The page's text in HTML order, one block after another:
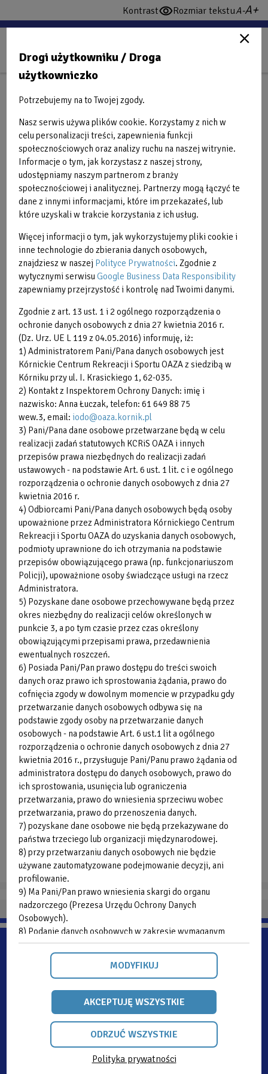
do
Kontrastwłącz
wysoki
Rozmiar tekstu
CENNIKI
Powrót do cenników
Back
to
top
2025-02-02
Cennik Fitness
Dotyczy zajęć fitness, jogi, siłowni.
Bilet jednorazowy
na zajęcia
Karnet ACTIVE* na 8
miesiące)
192,00
Karnet imienny
OPEN FITNESS
(ważny 1 miesiąc)
zł
Karnet imienny
OPEN ACTIVE*
(ważny 1 miesiąc)
* Dotyczy zajęć fitness i siłowni.
Zazgubienielubzniszczenietranspondera należy uiścić
kwotę w wysokości 30 zł.
Honorowane Karty Sportowe
Zainteresowanych otrzymaniem faktury VAT
prosimy o zgłoszenie w momencie dokonywania
zakupu.
Informacja dla osób fizycznych nie prowadzących
działalności gospodarczej - faktury wystawiane
są w terminie do 3 miesięcy od dnia zapłaty, na
podstawie przedłożonego paragonu.
Informacja dla podmiotów gospodarczych
prowadzących działalność gospodarczą lub inną
działalność w zakresie podatku VAT,
posługujących się numerem NIP - faktury
wystawiane są w terminie do 5 dnia następnego
miesiąca po miesiącu dokonania zapłaty, na
podstawie przedłożonego paragonu
zawierającego numer NIP.
W kasach jest możliwość dokonywania płatności
kartą płatniczą.
2026 OAZA Kórnickie Centrum Rekreacji i Sportu ul. Ignacego Krasickiego 1,
62-035 Kórnik
Projekt: NEXUS INTERACTIVE, OAZA - Robert Mieniok Wykonanie: NEXUS
Drogi użytkowniku / Droga
użytkowniczko
Potrzebujemy na to Twojej zgody.
Nasz serwis używa plików cookie. Korzystamy z nich w
celu personalizacji treści, zapewnienia funkcji
społecznościowych oraz analizy ruchu na naszej witrynie.
Informacje o tym, jak korzystasz z naszej strony,
udostępniamy naszym partnerom z branży
społecznościowej i analitycznej. Partnerzy mogą łączyć te
dane z innymi informacjami, które im przekazałeś, lub
które uzyskali w trakcie korzystania z ich usług.
Więcej informacji o tym, jak wykorzystujemy pliki cookie i
inne technologie do zbierania danych osobowych,
znajdziesz w naszej Polityce Prywatności. Zgodnie z
wytycznymi serwisuGoogle Business Data Responsibility
zapewniamy przejrzystość i kontrolę nad Twoimi danymi.
Zgodnie z art. 13 ust. 1 i 2 ogólnego rozporządzenia o
ochronie danych osobowych z dnia 27 kwietnia 2016 r.
(Dz. Urz. UE L 119 z 04.05.2016) informuję, iż:
1) Administratorem Pani/Pana danych osobowych jest
Kórnickie Centrum Rekreacji i Sportu OAZA z siedzibą w
Kórniku przy ul. I. Krasickiego 1, 62-035.
2) Kontakt z Inspektorem Ochrony Danych: imię i
nazwisko: Anna Łuczak, telefon: 61 649 88 75
wew.3, email: iodo@oaza.kornik.pl
3) Pani/Pana dane osobowe przetwarzane będą w celu
realizacji zadań statutowych KCRiS OAZA i innych
przepisów prawa niezbędnych do realizacji zadań
ustawowych - na podstawie Art. 6 ust. 1 lit. c i e ogólnego
rozporządzenia o ochronie danych osobowych z dnia 27
kwietnia 2016 r.
4) Odbiorcami Pani/Pana danych osobowych będą osoby
upoważnione przez Administratora Kórnickiego Centrum
Rekreacji i Sportu OAZA do uzyskania danych osobowych,
podmioty uprawnione do ich otrzymania na podstawie
przepisów obowiązującego prawa (np. funkcjonariuszom
Policji), upoważnione osoby świadczące usługi na rzecz
Administratora.
5) Pozyskane dane osobowe przechowywane będą przez
okres niezbędny do realizacji celów określonych w
punkcie 3, a po tym czasie przez czas określony
obowiązującymi przepisami prawa, przedawnienia
ewentualnych roszczeń.
6) Posiada Pani/Pan prawo dostępu do treści swoich
danych oraz prawo ich sprostowania żądania, prawo do
cofnięcia zgody w dowolnym momencie w przypadku gdy
przetwarzanie danych osobowych odbywa się na
podstawie zgody osoby na przetwarzanie danych
osobowych - na podstawie Art. 6 ust.1 lit a ogólnego
rozporządzenia o ochronie danych osobowych z dnia 27
kwietnia 2016 r., przysługuje Pani/Panu prawo żądania od
administratora dostępu do danych osobowych, prawo do
ich sprostowania, usunięcia lub ograniczenia
przetwarzania, prawo do wniesienia sprzeciwu wobec
przetwarzania, prawo do przenoszenia danych.
7) pozyskane dane osobowe nie będą przekazywane do
państwa trzeciego lub organizacji międzynarodowej.
8) przy przetwarzaniu danych osobowych nie będzie
używane zautomatyzowane podejmowanie decyzji, ani
profilowanie.
9) Ma Pani/Pan prawo wniesienia skargi do organu
nadzorczego (Prezesa Urzędu Ochrony Danych
Osobowych).
8) Podanie danych osobowych w zakresie wymaganym
ustawodawstwem jest obligatoryjne.
MODYFIKUJ
Polityka prywatności
ODRZUĆ WSZYSTKIE
AKCEPTUJĘ WSZYSTKIE